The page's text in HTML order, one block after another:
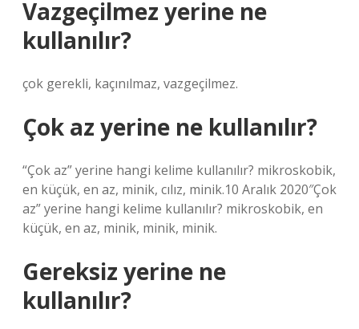
Vazgeçilmez yerine ne
kullanılır?
çok gerekli, kaçınılmaz, vazgeçilmez.
Çok az yerine ne kullanılır?
“Çok az” yerine hangi kelime kullanılır? mikroskobik,
en küçük, en az, minik, cılız, minik.10 Aralık 2020″Çok
az” yerine hangi kelime kullanılır? mikroskobik, en
küçük, en az, minik, minik, minik.
Gereksiz yerine ne
kullanılır?